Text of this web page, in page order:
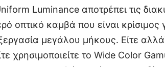
Luminance αποτρέπει τις
οπτικό καμβά που είναι κρίσιμος
μεγάλου μήκους. Είτε
χρησιμοποιείτε το Wide Color